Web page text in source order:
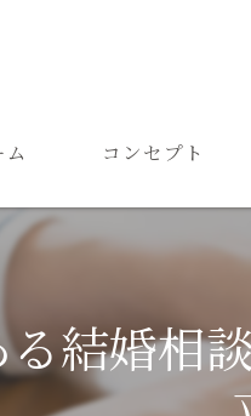
ム コンセプト
ご結婚までの流れ
結婚相